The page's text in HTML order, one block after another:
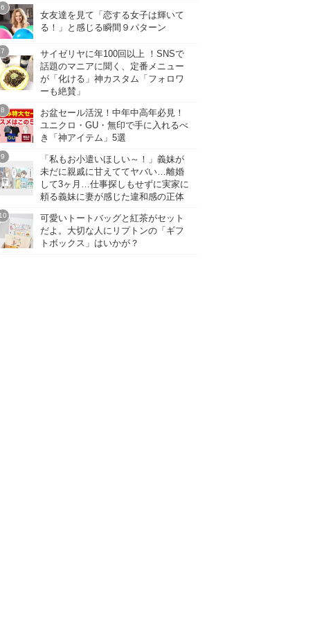
女友達を見て「恋する女子は輝いて
る！」と感じる瞬間９パターン
サイゼリヤに年100回以上 ！SNSで
話題のマニアに聞く、定番メニュー
が「化ける」神カスタム「フォロワ
ーも絶賛」
お盆セール活況！中年中高年必見！
ユニクロ・GU・無印で手に入れるべ
き「神アイテム」5選
「私もお小遣いほしい～！」義妹が
未だに親戚に甘えててヤバい…離婚
して3ヶ月…仕事探しもせずに実家に
頼る義妹に妻が感じた違和感の正体
可愛いトートバッグと紅茶がセット
だよ。大切な人にリプトンの「ギフ
トボックス」はいかが？